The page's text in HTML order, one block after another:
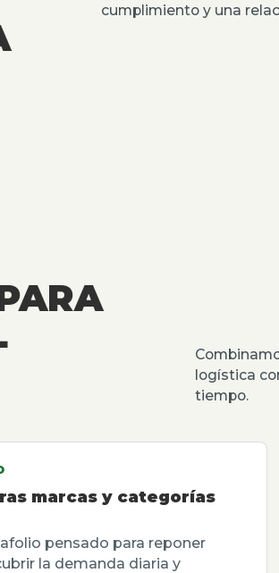
cumplimiento y una
logística
tiempo.
marcas y categorías
pensado para reponer
la demanda diaria y